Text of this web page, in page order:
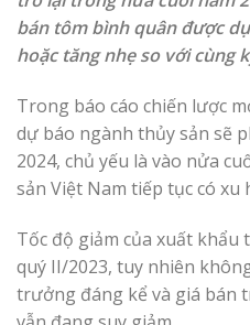
bán tôm bình quân được
hoặc tăng nhẹ so với cùng
Trong báo cáo chiến lược
dự báo ngành thủy sản sẽ
2024, chủ yếu là vào nửa
sản Việt Nam tiếp tục có
Tốc độ giảm của xuất khẩu
quý II/2023, tuy nhiên
trưởng đáng kể và giá bán